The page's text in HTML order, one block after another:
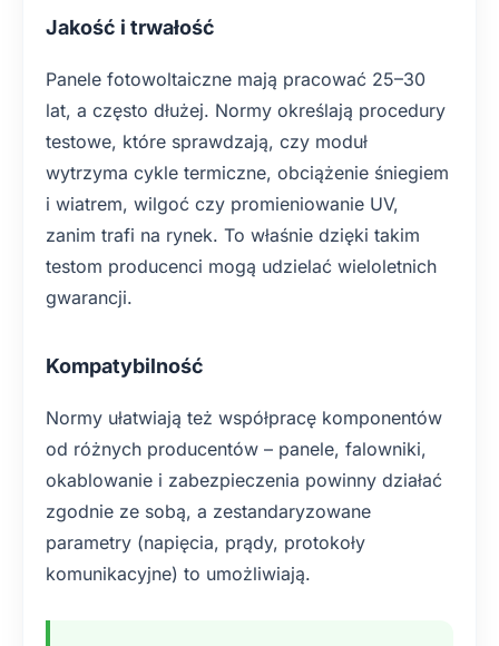
Jakość i trwałość
Panele fotowoltaiczne mają pracować 25–30
lat, a często dłużej. Normy określają procedury
testowe, które sprawdzają, czy moduł
wytrzyma cykle termiczne, obciążenie śniegiem
i wiatrem, wilgoć czy promieniowanie UV,
zanim trafi na rynek. To właśnie dzięki takim
testom producenci mogą udzielać wieloletnich
gwarancji.
Kompatybilność
Normy ułatwiają też współpracę komponentów
od różnych producentów – panele, falowniki,
okablowanie i zabezpieczenia powinny działać
zgodnie ze sobą, a zestandaryzowane
parametry (napięcia, prądy, protokoły
komunikacyjne) to umożliwiają.